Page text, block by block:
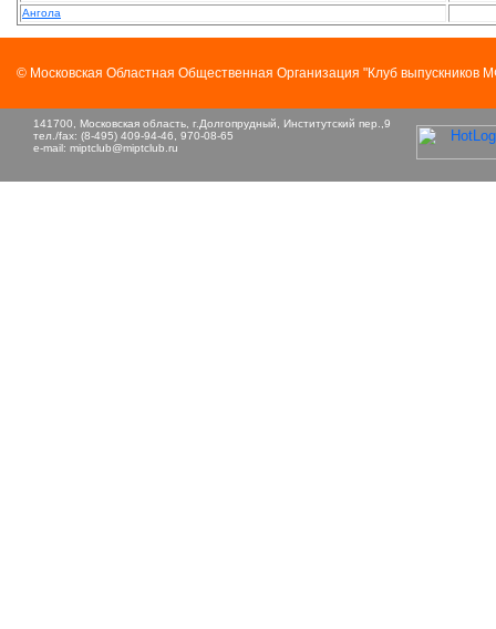
Ангола
© Московская Областная Общественная Организация "Клуб выпускников
141700, Московская область, г.Долгопрудный, Институтский пер.,9
тел./fax: (8-495) 409-94-46, 970-08-65
e-mail: miptclub@miptclub.ru